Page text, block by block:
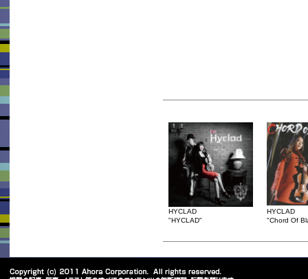
HYCLAD
"HYCLAD"
HYCLAD
"Chord Of